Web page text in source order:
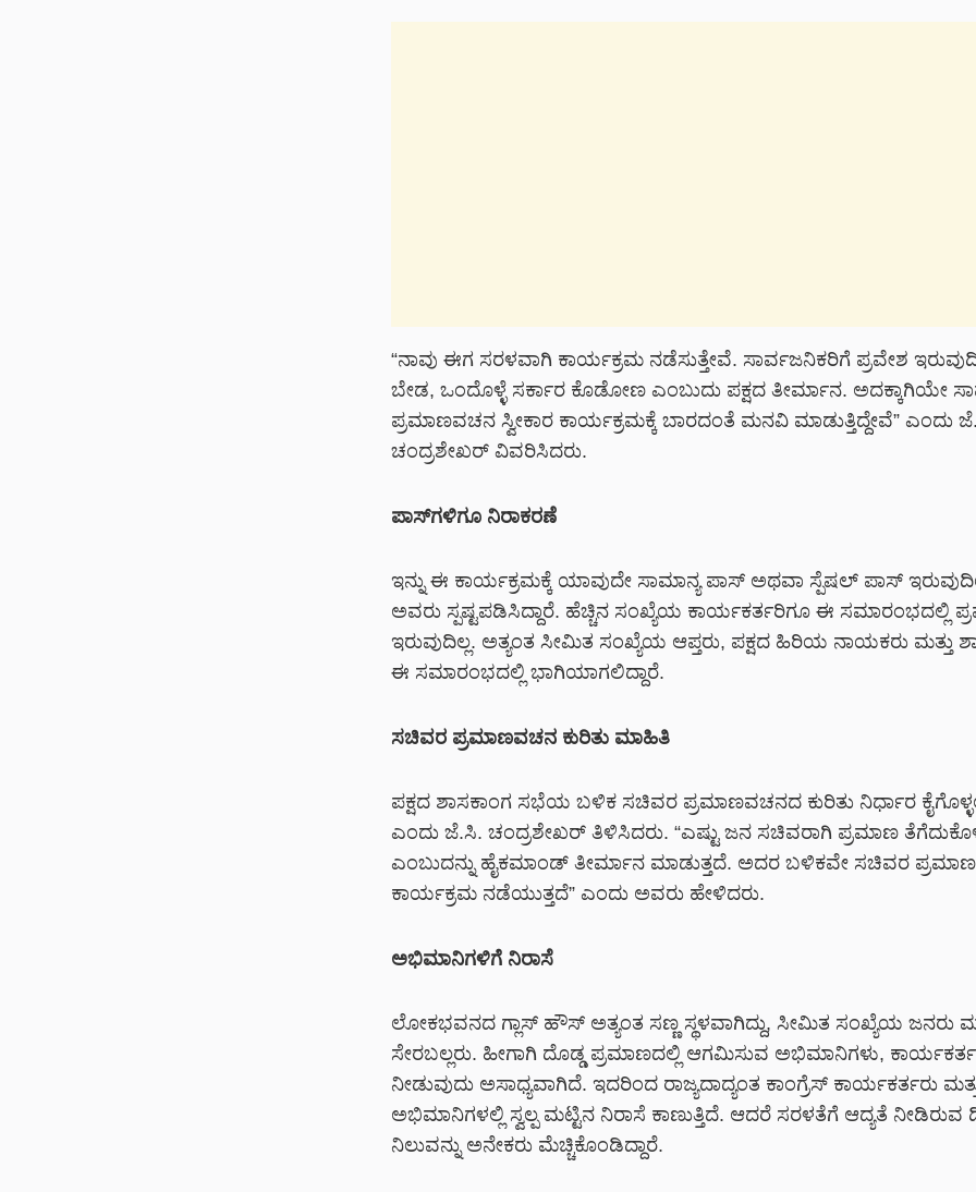
“ನಾವು ಈಗ ಸರಳವಾಗಿ ಕಾರ್ಯಕ್ರಮ ನಡೆಸುತ್ತೇವೆ. ಸಾರ್ವಜನಿಕರಿಗೆ ಪ್ರವೇಶ
ಬೇಡ, ಒಂದೊಳ್ಳೆ ಸರ್ಕಾರ ಕೊಡೋಣ ಎಂಬುದು ಪಕ್ಷದ ತೀರ್ಮಾನ. ಅದಕ್ಕಾಗಿಯೇ
ಪ್ರಮಾಣವಚನ ಸ್ವೀಕಾರ ಕಾರ್ಯಕ್ರಮಕ್ಕೆ ಬಾರದಂತೆ ಮನವಿ ಮಾಡುತ್ತಿದ್ದೇವೆ” ಎಂದು
ಚಂದ್ರಶೇಖರ್ ವಿವರಿಸಿದರು.
ಪಾಸ್‌ಗಳಿಗೂ ನಿರಾಕರಣೆ
ಇನ್ನು ಈ ಕಾರ್ಯಕ್ರಮಕ್ಕೆ ಯಾವುದೇ ಸಾಮಾನ್ಯ ಪಾಸ್ ಅಥವಾ ಸ್ಪೆಷಲ್ ಪಾಸ್
ಅವರು ಸ್ಪಷ್ಟಪಡಿಸಿದ್ದಾರೆ. ಹೆಚ್ಚಿನ ಸಂಖ್ಯೆಯ ಕಾರ್ಯಕರ್ತರಿಗೂ ಈ ಸಮಾರಂಭದಲ್ಲಿ
ಇರುವುದಿಲ್ಲ. ಅತ್ಯಂತ ಸೀಮಿತ ಸಂಖ್ಯೆಯ ಆಪ್ತರು, ಪಕ್ಷದ ಹಿರಿಯ ನಾಯಕರು ಮತ್ತು
ಈ ಸಮಾರಂಭದಲ್ಲಿ ಭಾಗಿಯಾಗಲಿದ್ದಾರೆ.
ಸಚಿವರ ಪ್ರಮಾಣವಚನ ಕುರಿತು ಮಾಹಿತಿ
ಪಕ್ಷದ ಶಾಸಕಾಂಗ ಸಭೆಯ ಬಳಿಕ ಸಚಿವರ ಪ್ರಮಾಣವಚನದ ಕುರಿತು ನಿರ್ಧಾರ
ಎಂದು ಜೆ.ಸಿ. ಚಂದ್ರಶೇಖರ್ ತಿಳಿಸಿದರು. “ಎಷ್ಟು ಜನ ಸಚಿವರಾಗಿ ಪ್ರಮಾಣ
ಎಂಬುದನ್ನು ಹೈಕಮಾಂಡ್ ತೀರ್ಮಾನ ಮಾಡುತ್ತದೆ. ಅದರ ಬಳಿಕವೇ ಸಚಿವರ
ಕಾರ್ಯಕ್ರಮ ನಡೆಯುತ್ತದೆ” ಎಂದು ಅವರು ಹೇಳಿದರು.
ಅಭಿಮಾನಿಗಳಿಗೆ ನಿರಾಸೆ
ಲೋಕಭವನದ ಗ್ಲಾಸ್ ಹೌಸ್ ಅತ್ಯಂತ ಸಣ್ಣ ಸ್ಥಳವಾಗಿದ್ದು, ಸೀಮಿತ ಸಂಖ್ಯೆಯ ಜನರು
ಸೇರಬಲ್ಲರು. ಹೀಗಾಗಿ ದೊಡ್ಡ ಪ್ರಮಾಣದಲ್ಲಿ ಆಗಮಿಸುವ ಅಭಿಮಾನಿಗಳು,
ನೀಡುವುದು ಅಸಾಧ್ಯವಾಗಿದೆ. ಇದರಿಂದ ರಾಜ್ಯದಾದ್ಯಂತ ಕಾಂಗ್ರೆಸ್ ಕಾರ್ಯಕರ್ತರು
ಅಭಿಮಾನಿಗಳಲ್ಲಿ ಸ್ವಲ್ಪ ಮಟ್ಟಿನ ನಿರಾಸೆ ಕಾಣುತ್ತಿದೆ. ಆದರೆ ಸರಳತೆಗೆ ಆದ್ಯತೆ
ನಿಲುವನ್ನು ಅನೇಕರು ಮೆಚ್ಚಿಕೊಂಡಿದ್ದಾರೆ.